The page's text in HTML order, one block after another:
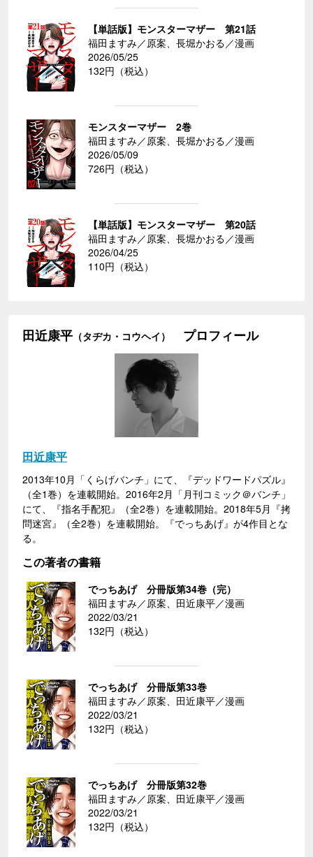
【単話版】モンスターマザー 第21話
福田ますみ／原案、長堀かおる／漫画
2026/05/25
132円（税込）
モンスターマザー 2巻
福田ますみ／原案、長堀かおる／漫画
2026/05/09
726円（税込）
【単話版】モンスターマザー 第20話
福田ますみ／原案、長堀かおる／漫画
2026/04/25
110円（税込）
田近康平 （タヂカ・コウヘイ） プロフィール
田近康平
2013年10月「くらげバンチ」にて、『デッドワードパズル』
（全1巻）を連載開始。2016年2月「月刊コミック＠バンチ」
にて、『指名手配犯』（全2巻）を連載開始。2018年5月『拷
問迷宮』（全2巻）を連載開始。『でっちあげ』が4作目とな
る。
この著者の書籍
でっちあげ 分冊版第34巻（完）
福田ますみ／原案、田近康平／漫画
2022/03/21
132円（税込）
でっちあげ 分冊版第33巻
福田ますみ／原案、田近康平／漫画
2022/03/21
132円（税込）
でっちあげ 分冊版第32巻
福田ますみ／原案、田近康平／漫画
2022/03/21
132円（税込）